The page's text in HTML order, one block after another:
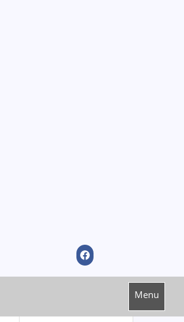
Menu